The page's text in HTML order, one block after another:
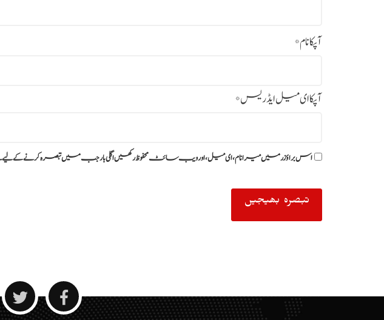
آپکا نام*
آپکا ای میل ایڈریس*
اس براؤزر میں میرا نام، ای میل، اور ویب سائٹ محفوظ رکھیں اگلی بار جب میں تبصرہ کرنے